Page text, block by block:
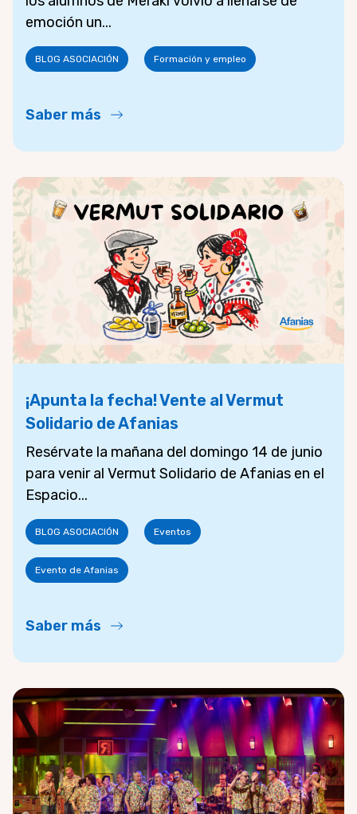
emoción un...
BLOG ASOCIACIÓN Formación y empleo
Saber más
¡Apunta la fecha! Vente al Vermut
Solidario de Afanias
Resérvate la mañana del domingo 14 de junio
para venir al Vermut Solidario de Afanias en el
Espacio...
BLOG ASOCIACIÓN Eventos
Evento de Afanias
Saber más